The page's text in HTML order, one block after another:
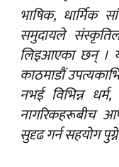
भाषिक, धार्मिक
समुदायले
लिइआएका छन् ।
काठमाडौं
नभई विभिन्न
नागरिकहरूबीच
सुदृढ गर्न सहयोग